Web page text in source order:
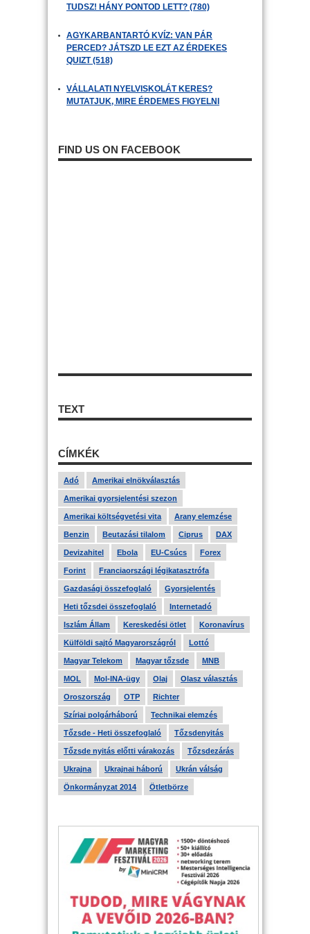
TUDSZ! HÁNY PONTOD LETT? (780)
AGYKARBANTARTÓ KVÍZ: VAN PÁR
PERCED? JÁTSZD LE EZT AZ ÉRDEKES
QUIZT (518)
VÁLLALATI NYELVISKOLÁT KERES?
MUTATJUK, MIRE ÉRDEMES FIGYELNI
FIND US ON FACEBOOK
TEXT
CÍMKÉK
Adó Amerikai elnökválasztás
Amerikai gyorsjelentési szezon
Amerikai költségvetési vita Arany elemzése
Benzin Beutazási tilalom Ciprus DAX
Devizahitel Ebola EU-Csúcs Forex
Forint Franciaországi légikatasztrófa
Gazdasági összefoglaló Gyorsjelentés
Heti tőzsdei összefoglaló Internetadó
Iszlám Állam Kereskedési ötlet Koronavírus
Külföldi sajtó Magyarországról Lottó
Magyar Telekom Magyar tőzsde MNB
MOL Mol-INA-ügy Olaj Olasz választás
Oroszország OTP Richter
Szíriai polgárháború Technikai elemzés
Tőzsde - Heti összefoglaló Tőzsdenyitás
Tőzsde nyitás előtti várakozás Tőzsdezárás
Ukrajna Ukrajnai háború Ukrán válság
Önkormányzat 2014 Ötletbörze